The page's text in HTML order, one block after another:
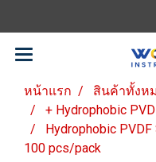
หน้าแรก สินค้าทั้งห
+ Hydrophobic
Hydrophobic
100 pcs/pack